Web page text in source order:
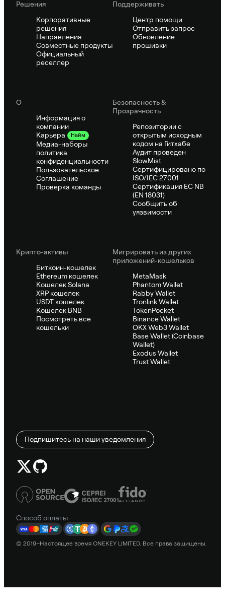
Решения
Корпоративные
решения
Направления
Совместные продукты
Официальный
реселлер
Поддерживать
Центр помощи
Отправить запрос
Обновление
прошивки
О
Информация о
компании
Карьера
Найм
Медиа-наборы
политика
конфиденциальности
Пользовательское
Соглашение
Проверка команды
Безопасность &
Прозрачность
Репозитории с
открытым исходным
кодом на Гитхабе
Аудит проведен
SlowMist
Сертифицировано по
ISO/IEC 27001
Сертификация ЕС NB
(EN 18031)
Сообщить об
уязвимости
Крипто-активы
Биткоин-кошелек
Ethereum кошелек
Кошелек Solana
XRP кошелек
USDT кошелек
Кошелек BNB
Посмотреть все
кошельки
Мигрировать из других
приложений-кошельков
MetaMask
Phantom Wallet
Rabby Wallet
Tronlink Wallet
TokenPocket
Binance Wallet
OKX Web3 Wallet
Base Wallet (Coinbase
Wallet)
Exodus Wallet
Trust Wallet
Подпишитесь на наши уведомления
Способ оплаты
© 2019–Настоящее время ONEKEY LIMITED. Все права защищены.